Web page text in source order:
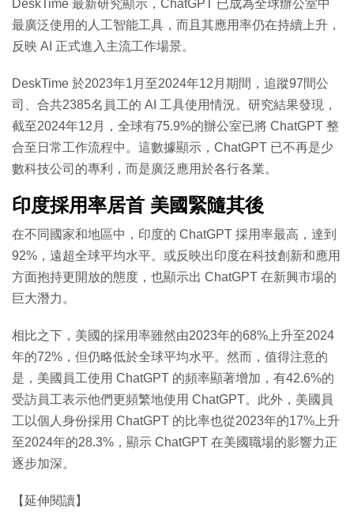
DeskTime 最新研究顯示，ChatGPT 已成為全球辦公室中
最廣泛使用的人工智能工具，而且其應用率仍在持續上升，
反映 AI 正式進入主流工作場景。
DeskTime 於2023年1月至2024年12月期間，追蹤97間公
司、合共2385名員工的 AI 工具使用情況。研究結果發現，
截至2024年12月，全球有75.9%的辦公室已將 ChatGPT 整
合至日常工作流程中。這數據顯示，ChatGPT 已不再是少
數科技公司的專利，而是廣泛應用於各行各業。
印度採用率居首 美國緊隨其後
在不同國家和地區中，印度的 ChatGPT 採用率最高，達到
92%，遠超全球平均水平。或反映出印度在科技創新和應用
方面抱持更開放的態度，也顯示出 ChatGPT 在新興市場的
巨大潛力。
相比之下，美國的採用率雖然由2023年的68%上升至2024
年的72%，但仍略低於全球平均水平。然而，值得注意的
是，美國員工使用 ChatGPT 的頻率顯著增加，有42.6%的
受訪員工表示他們更頻繁地使用 ChatGPT。此外，美國員
工以個人身份採用 ChatGPT 的比率也從2023年的17%上升
至2024年的28.3%，顯示 ChatGPT 在美國職場的影響力正
逐步加深。
【延伸閱讀】